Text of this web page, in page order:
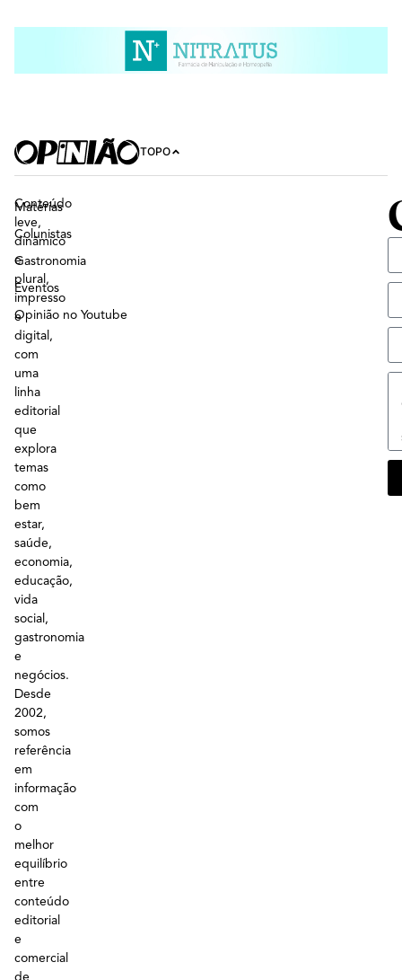
TOPO
Conteúdo
leve,
dinâmico
e
plural,
impresso
e
digital,
com
uma
linha
editorial
que
explora
temas
como
bem
estar,
saúde,
economia,
educação,
vida
social,
gastronomia
e
negócios.
Desde
2002,
somos
referência
em
informação
com
o
melhor
equilíbrio
entre
conteúdo
editorial
e
comercial
de
Matérias
Colunistas
Gastronomia
Eventos
Opinião no Youtube